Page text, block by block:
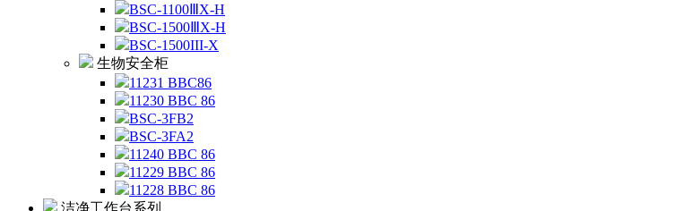
BSC-1100ⅢX-H
BSC-1500ⅢX-H
BSC-1500III-X
生物安全柜
11231 BBC86
11230 BBC 86
BSC-3FB2
BSC-3FA2
11240 BBC 86
11229 BBC 86
11228 BBC 86
洁净工作台系列